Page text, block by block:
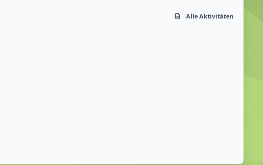
Alle Aktivitäten